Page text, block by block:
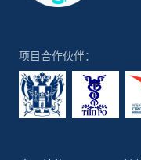
项目合作伙伴：